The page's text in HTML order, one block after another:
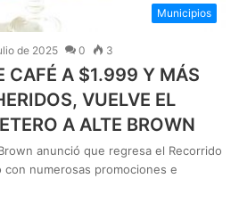
Municipios
de 2025 0 3
CAFÉ A $1.999 Y MÁS
VUELVE EL
A ALTE BROWN
anunció que regresa el Recorrido
numerosas promociones e